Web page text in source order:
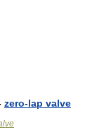
zero-lap valve